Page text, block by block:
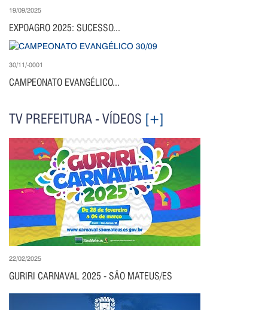
19/09/2025
EXPOAGRO 2025: SUCESSO...
30/11/-0001
CAMPEONATO EVANGÉLICO...
TV PREFEITURA - VÍDEOS [+]
22/02/2025
GURIRI CARNAVAL 2025 - SÃO MATEUS/ES